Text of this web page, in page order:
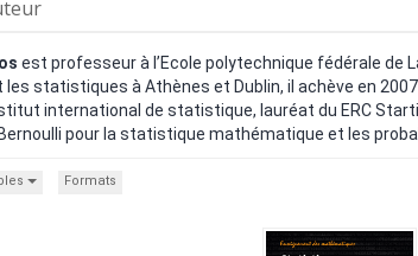
est professeur à l’Ecole polytechnique fédérale de
statistiques à Athènes et Dublin, il achève en
international de statistique, lauréat du ERC
pour la statistique mathématique et les
Formats